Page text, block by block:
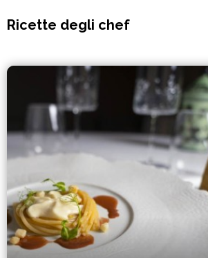
Ricette degli chef